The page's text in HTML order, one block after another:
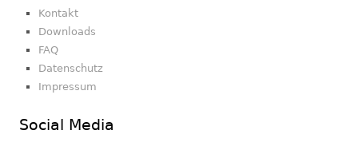
Kontakt
Downloads
FAQ
Datenschutz
Impressum
Social Media